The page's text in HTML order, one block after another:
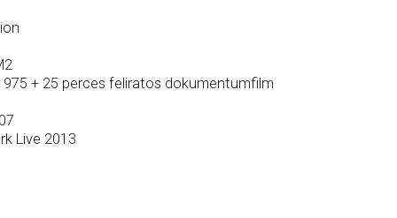
+ 25 perces feliratos dokumentumfilm
Live 2013